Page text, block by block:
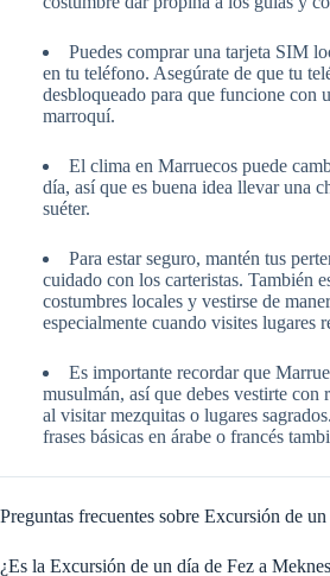
Puedes comprar una tarjeta SIM
en tu teléfono. Asegúrate de que tu
desbloqueado para que funcione con
marroquí.
El clima en Marruecos puede
día, así que es buena idea llevar una
suéter.
Para estar seguro, mantén tus
cuidado con los carteristas. También
costumbres locales y vestirse de
especialmente cuando visites lugares
Es importante recordar que
musulmán, así que debes vestirte con
al visitar mezquitas o lugares
frases básicas en árabe o francés
Preguntas frecuentes sobre Excursión de
¿Es la Excursión de un día de Fez a